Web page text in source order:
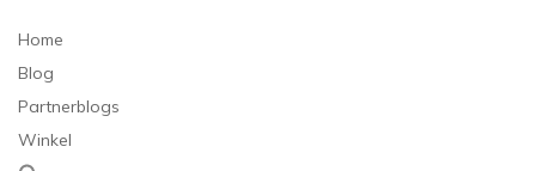
Home
Blog
Partnerblogs
Winkel